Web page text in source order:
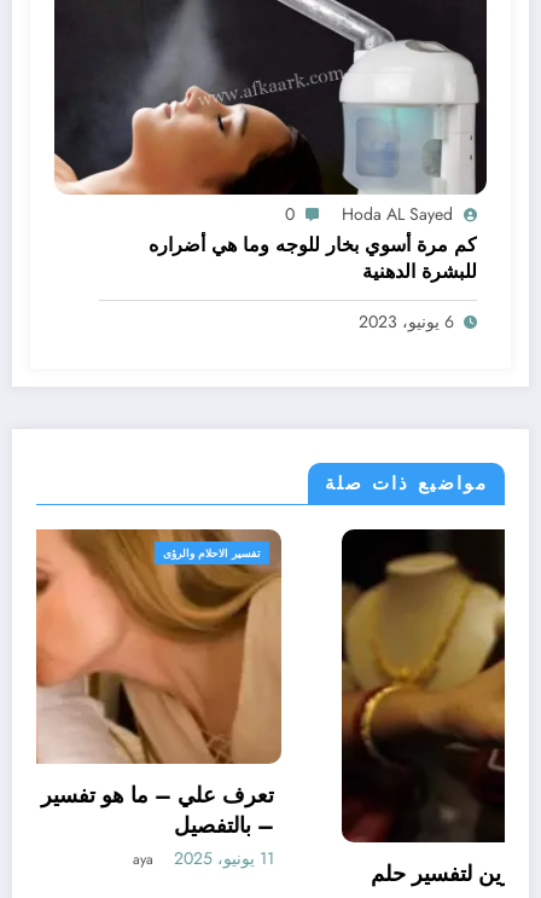
Hoda AL Sayed
0
كم مرة أسوي بخار للوجه وما هي أضراره
للبشرة الدهنية
6 يونيو، 2023
مواضيع ذات صلة
تفسير الاحلام والرؤى
تعرف علي – ما هو تأويل ابن سيرين لتفسير حلم